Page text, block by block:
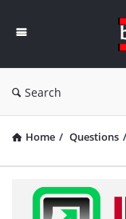
Search
Home / Questions /